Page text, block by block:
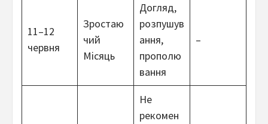
11–12
червня
Зростаю
чий
Місяць
Догляд,
розпушув
ання,
прополю
вання
–
Не
рекомен